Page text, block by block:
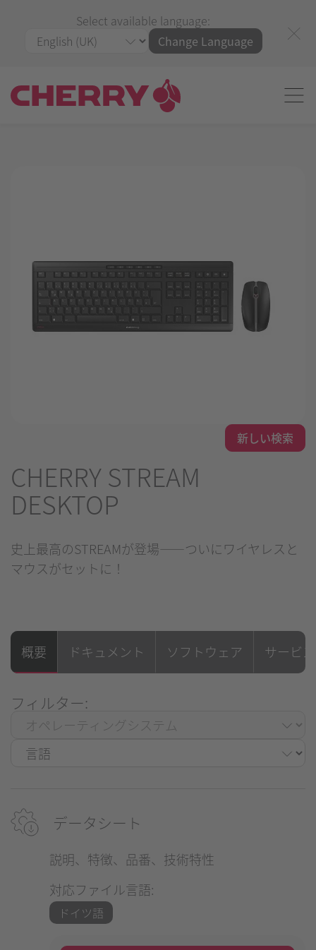
Select available language:
Change Language
新しい検索
CHERRY STREAM
DESKTOP
史上最高のSTREAMが登場――ついにワイヤレスと
マウスがセットに！
概要 ドキュメント ソフトウェア サービス
フィルター:
データシート
説明、特徴、品番、技術特性
対応ファイル言語:
ドイツ語